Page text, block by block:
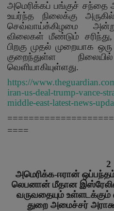
அமெரிக்கப் பங்குச் சந்தை
உயர்ந்த நிலைக்கு
செவ்வாய்க்கிழமை
விலைகள் மீண்டும் சரிந்து,
பிறகு முதல் முறையாக
குறைந்துள்ள
வெளியாகியுள்ளது.
https://
iran-us-deal-trump-vance-
middle-east-latest-news-
====
2
அமெரிக்க-ஈரான்
லெபனான் மீதான இஸ்ரேலின்
வருவதையும் உள்ளடக்கும்
துறை அமைச்சர்